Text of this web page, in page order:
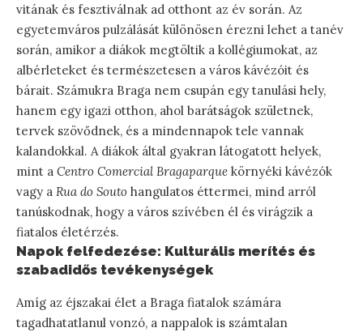
vitának és fesztiválnak ad otthont az év során. Az
egyetemváros pulzálását különösen érezni lehet a tanév
során, amikor a diákok megtöltik a kollégiumokat, az
albérleteket és természetesen a város kávézóit és
bárait. Számukra Braga nem csupán egy tanulási hely,
hanem egy igazi otthon, ahol barátságok születnek,
tervek szövődnek, és a mindennapok tele vannak
kalandokkal. A diákok által gyakran látogatott helyek,
mint a Centro Comercial Bragaparque környéki kávézók
vagy a Rua do Souto hangulatos éttermei, mind arról
tanúskodnak, hogy a város szívében él és virágzik a
fiatalos életérzés.
Napok felfedezése: Kulturális merítés és
szabadidős tevékenységek
Amíg az éjszakai élet a Braga fiatalok számára
tagadhatatlanul vonzó, a nappalok is számtalan